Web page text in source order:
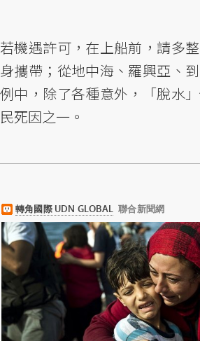
若機遇許可，在上船前，請多
身攜帶；從地中海、羅興亞、
例中，除了各種意外，「脫水
民死因之一。